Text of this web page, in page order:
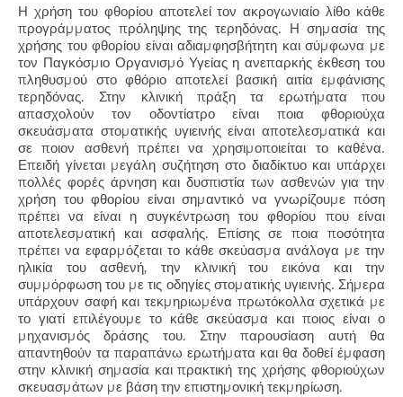
Η χρήση του φθορίου αποτελεί τον ακρογωνιαίο λίθο κάθε
προγράμματος πρόληψης της τερηδόνας. Η σημασία της
χρήσης του φθορίου είναι αδιαμφησβήτητη και σύμφωνα με
τον Παγκόσμιο Οργανισμό Υγείας η ανεπαρκής έκθεση του
πληθυσμού στο φθόριο αποτελεί βασική αιτία εμφάνισης
τερηδόνας. Στην κλινική πράξη τα ερωτήματα που
απασχολούν τον οδοντίατρο είναι ποια φθοριούχα
σκευάσματα στοματικής υγιεινής είναι αποτελεσματικά και
σε ποιον ασθενή πρέπει να χρησιμοποιείται το καθένα.
Επειδή γίνεται μεγάλη συζήτηση στο διαδίκτυο και υπάρχει
πολλές φορές άρνηση και δυσπιστία των ασθενών για την
χρήση του φθορίου είναι σημαντικό να γνωρίζουμε πόση
πρέπει να είναι η συγκέντρωση του φθορίου που είναι
αποτελεσματική και ασφαλής. Επίσης σε ποια ποσότητα
πρέπει να εφαρμόζεται το κάθε σκεύασμα ανάλογα με την
ηλικία του ασθενή, την κλινική του εικόνα και την
συμμόρφωση του με τις οδηγίες στοματικής υγιεινής. Σήμερα
υπάρχουν σαφή και τεκμηριωμένα πρωτόκολλα σχετικά με
το γιατί επιλέγουμε το κάθε σκεύασμα και ποιος είναι ο
μηχανισμός δράσης του. Στην παρουσίαση αυτή θα
απαντηθούν τα παραπάνω ερωτήματα και θα δοθεί έμφαση
στην κλινική σημασία και πρακτική της χρήσης φθοριούχων
σκευασμάτων με βάση την επιστημονική τεκμηρίωση.